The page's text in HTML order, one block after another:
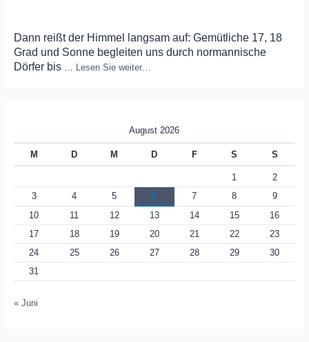
Dann reißt der Himmel langsam auf: Gemütliche 17, 18
Grad und Sonne begleiten uns durch normannische
Dörfer bis
Lesen Sie weiter…
August 2026
M D M D F S S
1
2
3
4 5 6 7 8
9
10
11 12 13 14 15
16
17
18 19 20 21 22
23
24
25 26 27 28 29
30
31
« Juni